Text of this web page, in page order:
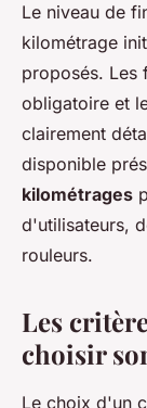
Le niveau de
kilométrage
proposés. Les
obligatoire et
clairement
disponible
kilométrages
d'utilisateurs,
rouleurs.
Les
choisir
Le choix d'un